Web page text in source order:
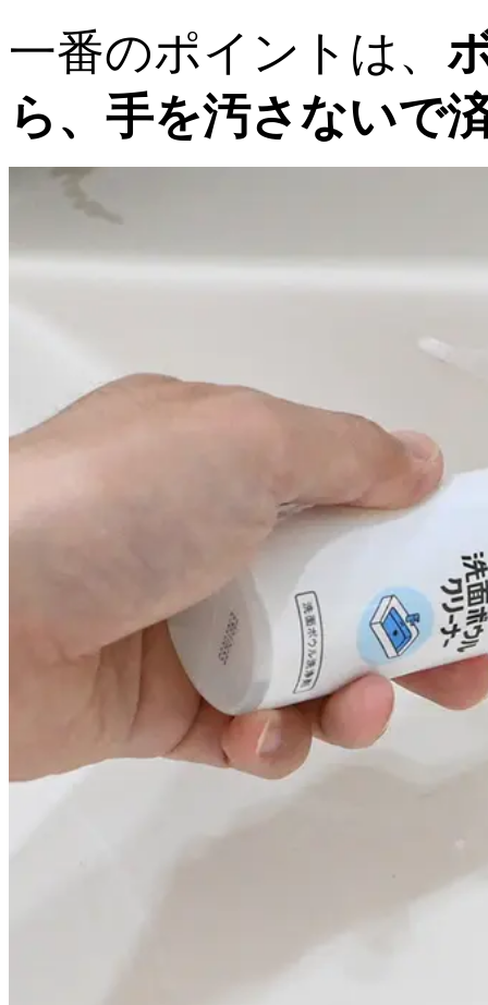
一番のポイントは、
ら、手を汚さないで